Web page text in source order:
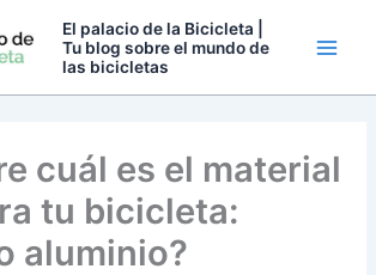
El palacio de la Bicicleta |
Tu blog sobre el mundo de
las bicicletas
cuál es el material
tu bicicleta:
aluminio?